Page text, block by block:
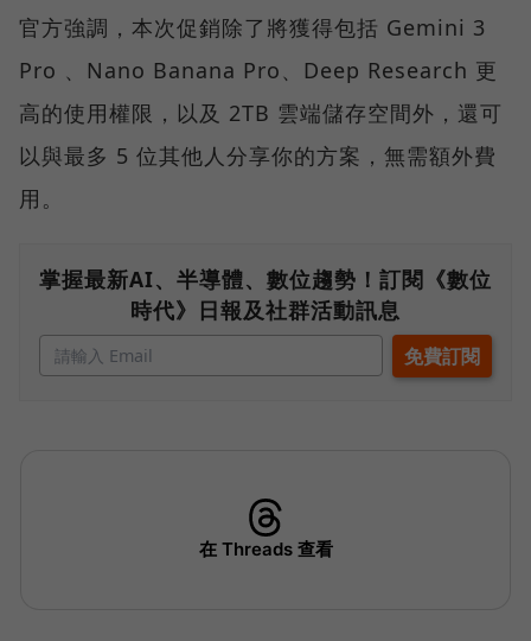
官方強調，本次促銷除了將獲得包括 Gemini 3
Pro 、Nano Banana Pro、Deep Research 更
高的使用權限，以及 2TB 雲端儲存空間外，還可
以與最多 5 位其他人分享你的方案，無需額外費
用。
掌握最新AI、半導體、數位趨勢！訂閱《數位
時代》日報及社群活動訊息